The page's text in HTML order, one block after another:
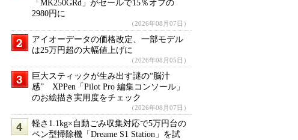
「MK250GRd」がセールで15％オフの
2980円に
（2026年08月07日）
アイオーデータの価格改定、一部モデル
は25万円超の大幅値上げに
（2026年08月05日）
巨大スティックが生み出す謎の“脳汁
感” XPPen「Pilot Pro 編集コンソール」
のお絵描き実用度をチェック
（2026年08月07日）
軽さ1.1kg×自動ごみ収集対応で5万円台の
ペン型掃除機「Dreame S1 Station」を試